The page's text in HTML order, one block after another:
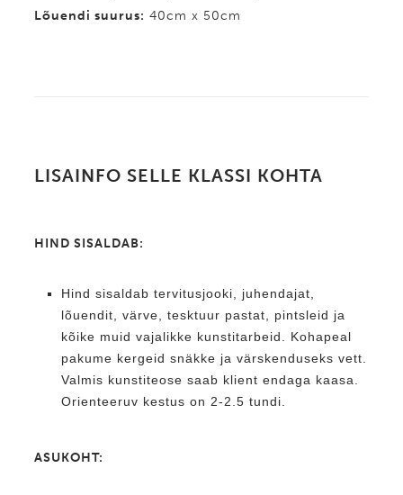
Lõuendi suurus: 40cm x 50cm
LISAINFO SELLE KLASSI KOHTA
HIND SISALDAB:
Hind sisaldab tervitusjooki, juhendajat,
lõuendit, värve, tesktuur pastat, pintsleid ja
kõike muid vajalikke kunstitarbeid. Kohapeal
pakume kergeid snäkke ja värskenduseks vett.
Valmis kunstiteose saab klient endaga kaasa.
Orienteeruv kestus on 2-2.5 tundi.
ASUKOHT: